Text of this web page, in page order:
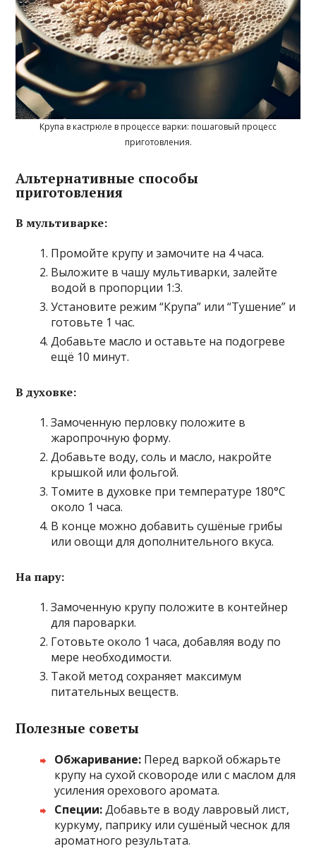
Крупа в кастрюле в процессе варки: пошаговый процесс
приготовления.
Альтернативные способы
приготовления
В мультиварке:
Промойте крупу и замочите на 4 часа.
Выложите в чашу мультиварки, залейте
водой в пропорции 1:3.
Установите режим “Крупа” или “Тушение” и
готовьте 1 час.
Добавьте масло и оставьте на подогреве
ещё 10 минут.
В духовке:
Замоченную перловку положите в
жаропрочную форму.
Добавьте воду, соль и масло, накройте
крышкой или фольгой.
Томите в духовке при температуре 180°C
около 1 часа.
В конце можно добавить сушёные грибы
или овощи для дополнительного вкуса.
На пару:
Замоченную крупу положите в контейнер
для пароварки.
Готовьте около 1 часа, добавляя воду по
мере необходимости.
Такой метод сохраняет максимум
питательных веществ.
Полезные советы
Обжаривание: Перед варкой обжарьте
крупу на сухой сковороде или с маслом для
усиления орехового аромата.
Специи:Добавьте в воду лавровый лист,
куркуму, паприку или сушёный чеснок для
ароматного результата.